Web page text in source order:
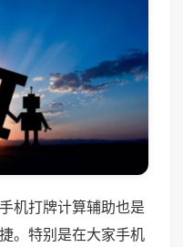
机打牌计算辅助也是
。特别是在大家手机